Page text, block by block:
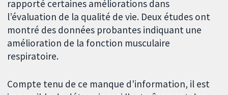
rapporté certaines améliorations dans
l’évaluation de la qualité de vie. Deux études ont
montré des données probantes indiquant une
amélioration de la fonction musculaire
respiratoire.
Compte tenu de ce manque d'information, il est